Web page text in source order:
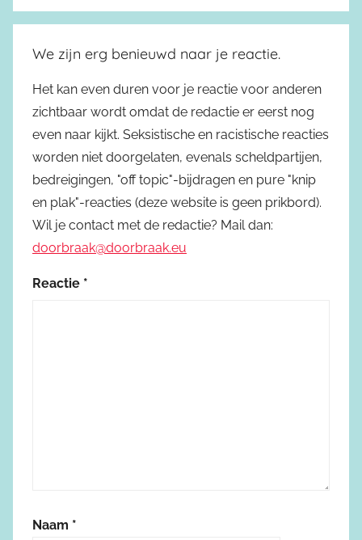
We zijn erg benieuwd naar je reactie.
Het kan even duren voor je reactie voor anderen
zichtbaar wordt omdat de redactie er eerst nog
even naar kijkt. Seksistische en racistische reacties
worden niet doorgelaten, evenals scheldpartijen,
bedreigingen, "off topic"-bijdragen en pure "knip
en plak"-reacties (deze website is geen prikbord).
Wil je contact met de redactie? Mail dan:
doorbraak@doorbraak.eu
Reactie *
Naam *